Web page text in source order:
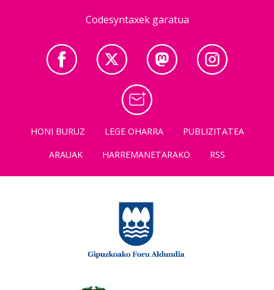
Codesyntaxek garatua
HONI BURUZ LEGE OHARRA
PUBLIZITATEA
ARAUAK
HARREMANETARAKO RSS